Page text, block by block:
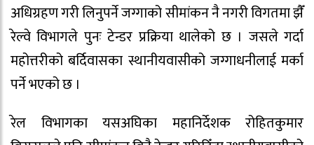
अधिग्रहण गरी लिनुपर्ने जग्गाको सीमांकन नै नगरी विगतमा झैँ
रेल्वे विभागले पुनः टेन्डर प्रक्रिया थालेको छ । जसले गर्दा
महोत्तरीको बर्दिवासका स्थानीयवासीको जग्गाधनीलाई मर्का
पर्ने भएको छ ।
रेल विभागका यसअघिका महानिर्देशक रोहितकुमार